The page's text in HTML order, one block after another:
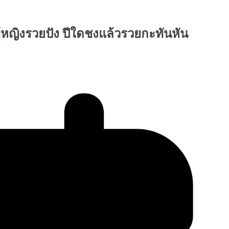
ญิงรวยปัง ปีใดชงแล้วรวยกะทันหัน